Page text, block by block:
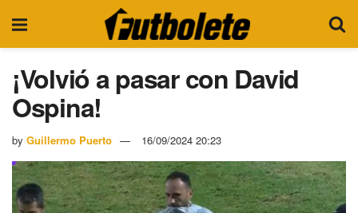
¡Volvió a pasar con David
Ospina!
by Guillermo Puerto 16/09/2024 20:23